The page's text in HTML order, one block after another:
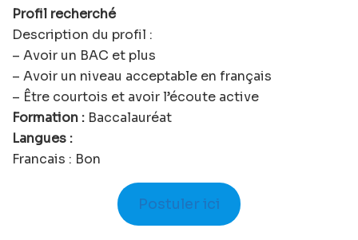
Profil recherché
Description du profil :
– Avoir un BAC et plus
– Avoir un niveau acceptable en français
– Être courtois et avoir l’écoute active
Formation : Baccalauréat
Langues :
Francais : Bon
Postuler ici